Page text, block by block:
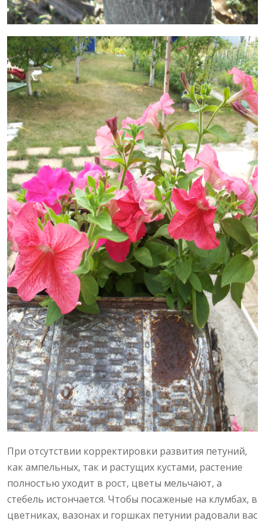
При отсутствии корректировки развития петуний,
как ампельных, так и растущих кустами, растение
полностью уходит в рост, цветы мельчают, а
стебель истончается. Чтобы посаженые на клумбах, в
цветниках, вазонах и горшках петунии радовали вас